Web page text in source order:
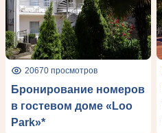
20670 просмотров
Бронирование номеров
в гостевом доме «Loo
Park»*